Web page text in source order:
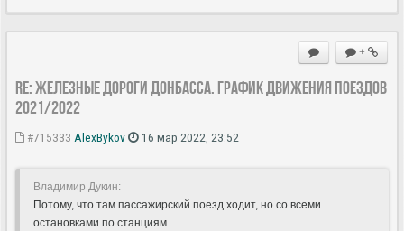
+
Re: Железные дороги Донбасса. График движения поездов
2021/2022
#715333 AlexBykov 16 мар 2022, 23:52
Владимир Дукин:
Потому, что там пассажирский поезд ходит, но со всеми
остановками по станциям.